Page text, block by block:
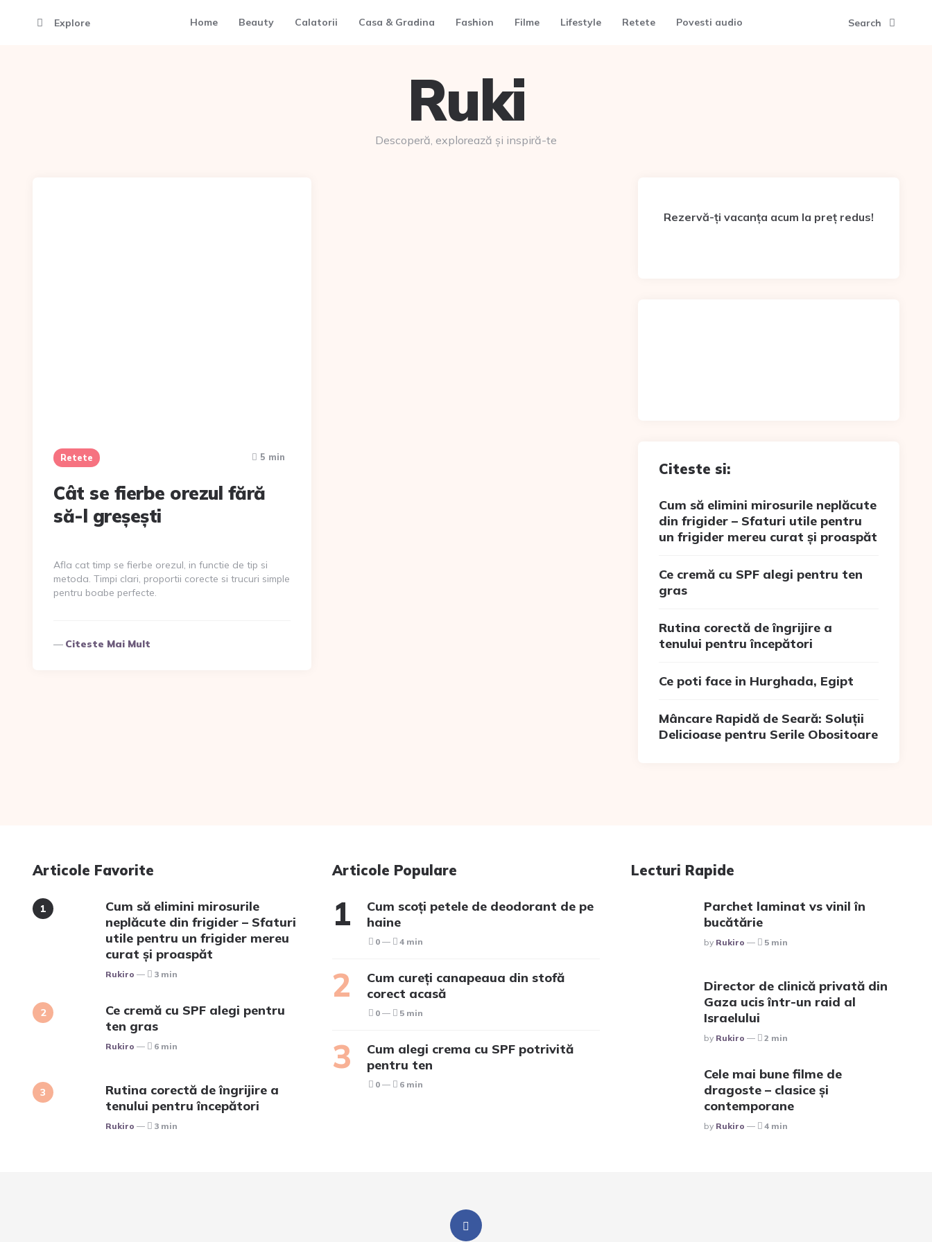
Explore Home Beauty Calatorii Casa & Gradina Fashion Filme Lifestyle Retete Povesti audio Search
Ruki
Descoperă, explorează și inspiră-te
Retete
Cât se fierbe orezul fără
să-l greșești
5 min
Afla cat timp se fierbe orezul, in functie de tip si
metoda. Timpi clari, proportii corecte si trucuri simple
pentru boabe perfecte.
Citeste Mai Mult
Rezervă-ți vacanța acum la preț redus!
Citeste si:
Cum să elimini mirosurile neplăcute
din frigider – Sfaturi utile pentru
un frigider mereu curat și proaspăt
Ce cremă cu SPF alegi pentru ten
gras
Rutina corectă de îngrijire a
tenului pentru începători
Ce poti face in Hurghada, Egipt
Mâncare Rapidă de Seară: Soluții
Delicioase pentru Serile Obositoare
Articole Favorite
Cum să elimini mirosurile
neplăcute din frigider – Sfaturi
utile pentru un frigider mereu
curat și proaspăt
Posted
Rukiro 3 min
Ce cremă cu SPF alegi pentru
ten gras
Posted
Rukiro 6 min
Rutina corectă de îngrijire a
tenului pentru începători
Posted
Rukiro 3 min
Articole Populare
Cum scoți petele de deodorant de pe
haine
0 4 min
Cum cureți canapeaua din stofă
corect acasă
0 5 min
Cum alegi crema cu SPF potrivită
pentru ten
0 6 min
Lecturi Rapide
Parchet laminat vs vinil în
bucătărie
Posted
By Rukiro 5 min
Director de clinică privată din
Gaza ucis într-un raid al
Israelului
Posted
By Rukiro 2 min
Cele mai bune filme de
dragoste – clasice și
contemporane
Posted
By Rukiro 4 min